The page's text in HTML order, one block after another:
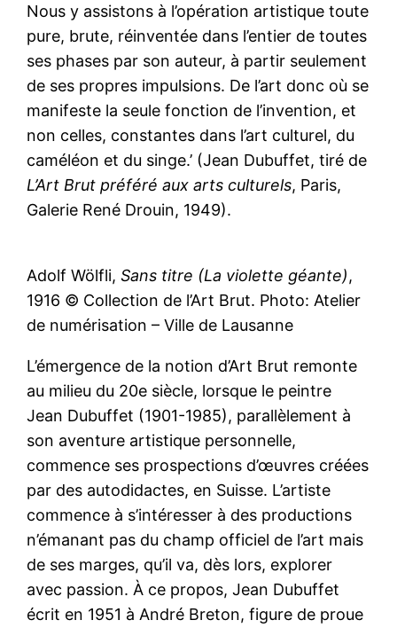
Nous y assistons à l’opération artistique toute
pure, brute, réinventée dans l’entier de toutes
ses phases par son auteur, à partir seulement
de ses propres impulsions. De l’art donc où se
manifeste la seule fonction de l’invention, et
non celles, constantes dans l’art culturel, du
caméléon et du singe.’ (Jean Dubuffet, tiré de
L’Art Brut préféré aux arts culturels, Paris,
Galerie René Drouin, 1949).
Adolf Wölfli,Sans titre (La violette géante),
1916 © Collection de l’Art Brut. Photo: Atelier
de numérisation – Ville de Lausanne
L’émergence de la notion d’Art Brut remonte
au milieu du 20e siècle, lorsque le peintre
Jean Dubuffet (1901-1985), parallèlement à
son aventure artistique personnelle,
commence ses prospections d’œuvres créées
par des autodidactes, en Suisse. L’artiste
commence à s’intéresser à des productions
n’émanant pas du champ officiel de l’art mais
de ses marges, qu’il va, dès lors, explorer
avec passion. À ce propos, Jean Dubuffet
écrit en 1951 à André Breton, figure de proue